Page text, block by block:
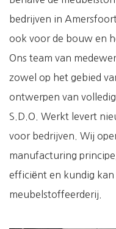
bedrijven in
ook voor de bouw en
Ons team van
zowel op het gebied
ontwerpen van
S.D.O. Werkt levert
voor bedrijven. Wij
manufacturing
efficiënt en kundig
meubelstoffeerderij.